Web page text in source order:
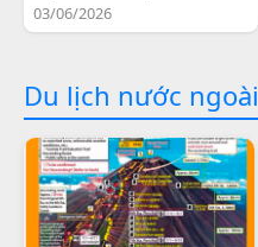
03/06/2026
Du lịch nước ngoài